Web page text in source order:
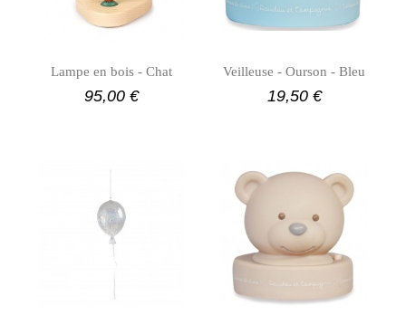
Lampe en bois - Chat
95,00 €
Veilleuse - Ourson - Bleu
19,50 €